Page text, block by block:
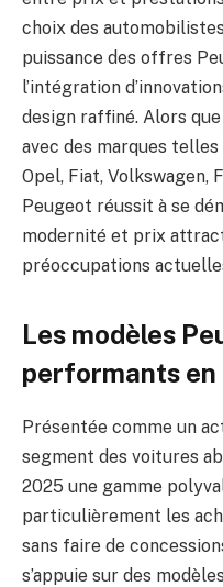
choix des
puissance des offres
l’intégration
design raffiné. Alors
avec des marques telles
Opel, Fiat, Volkswagen,
Peugeot réussit à se
modernité et prix
préoccupations
Les modèles
performants
Présentée comme un
segment des voitures
2025 une gamme
particulièrement les
sans faire de
s’appuie sur des